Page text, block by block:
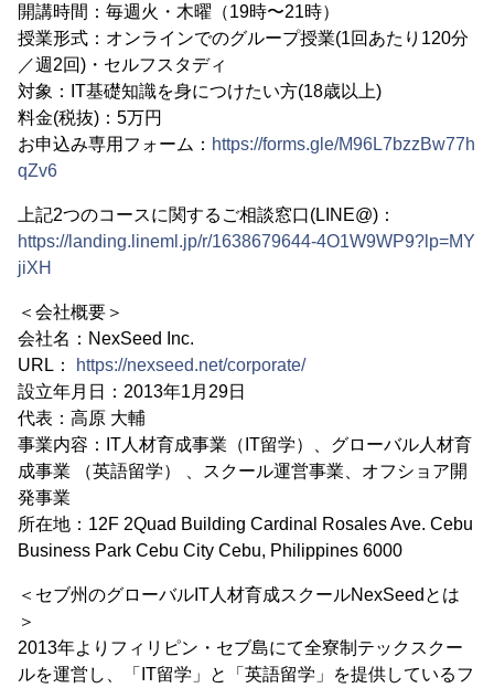
開講時間：毎週火・木曜（19時〜21時）
授業形式：オンラインでのグループ授業(1回あたり120分
／週2回)・セルフスタディ
対象：IT基礎知識を身につけたい方(18歳以上)
料金(税抜)：5万円
お申込み専用フォーム： https://forms.gle/M96L7bzzBw77h
qZv6
上記2つのコースに関するご相談窓口(LINE@)：
https://landing.lineml.jp/r/1638679644-4O1W9WP9?lp=MY
jiXH
＜会社概要＞
会社名：NexSeed Inc.
URL：
https://nexseed.net/corporate/
設立年月日：2013年1月29日
代表：高原 大輔
事業内容：IT人材育成事業（IT留学）、グローバル人材育
成事業 （英語留学） 、スクール運営事業、オフショア開
発事業
所在地：12F 2Quad Building Cardinal Rosales Ave. Cebu
Business Park Cebu City Cebu, Philippines 6000
＜セブ州のグローバルIT人材育成スクールNexSeedとは
＞
2013年よりフィリピン・セブ島にて全寮制テックスクー
ルを運営し、「IT留学」と「英語留学」を提供しているフ